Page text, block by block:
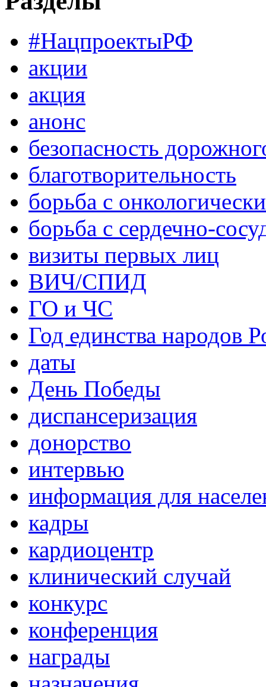
#НацпроектыРФ
акции
акция
анонс
безопасность
благотворительность
борьба с
борьба с сердечно-
визиты первых лиц
ВИЧ/СПИД
ГО и ЧС
Год единства народов
даты
День Победы
диспансеризация
донорство
интервью
информация для
кадры
кардиоцентр
клинический случай
конкурс
конференция
награды